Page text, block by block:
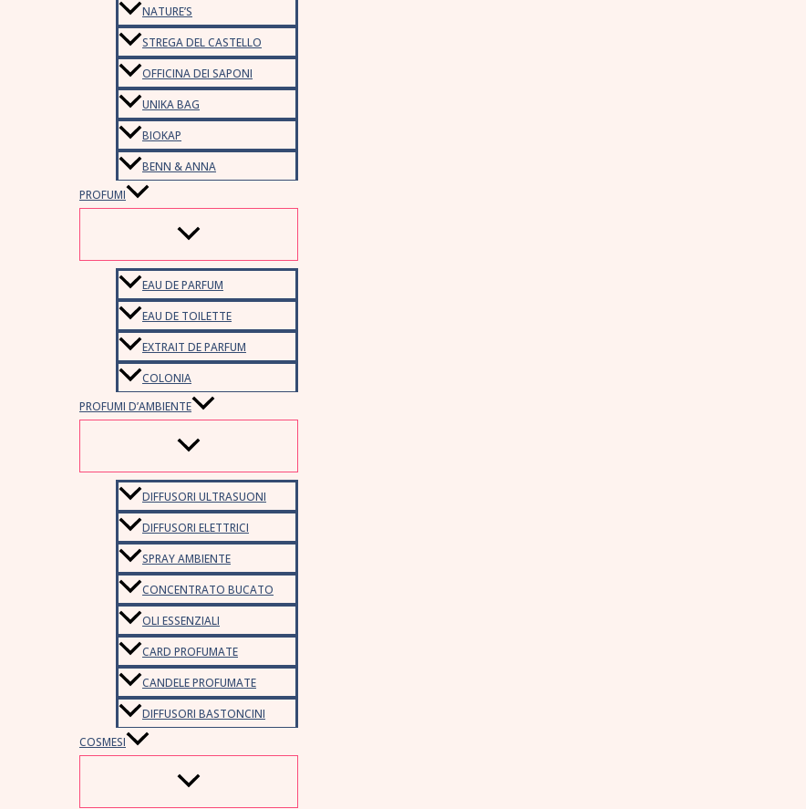
NATURE’S
STREGA DEL CASTELLO
OFFICINA DEI SAPONI
UNIKA BAG
BIOKAP
BENN & ANNA
PROFUMI
EAU DE PARFUM
EAU DE TOILETTE
EXTRAIT DE PARFUM
COLONIA
PROFUMI D’AMBIENTE
DIFFUSORI ULTRASUONI
DIFFUSORI ELETTRICI
SPRAY AMBIENTE
CONCENTRATO BUCATO
OLI ESSENZIALI
CARD PROFUMATE
CANDELE PROFUMATE
DIFFUSORI BASTONCINI
COSMESI